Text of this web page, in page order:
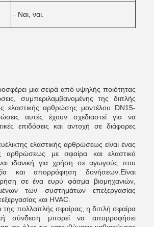
- Ναι, ναι.
μια σειρά από υψηλής ποιότητας
συμπεριλαμβανομένης της διπλής
ελαστικής αρθρώσης μοντέλου DN15-
αυτές έχουν σχεδιαστεί για να
επιδόσεις και αντοχή σε διάφορες
ελαστικής αρθρώσεως είναι ένας
αρθρώσεως με σφαίρα και ελαστικό
ιδανική για χρήση σε αγωγούς που
και απορρόφηση δονήσεων.Είναι
σε ένα ευρύ φάσμα βιομηχανιών,
των συστημάτων επεξεργασίας
και HVAC.
της πολλαπλής σφαίρας, η διπλή σφαίρα
σύνδεση μπορεί να απορροφήσει